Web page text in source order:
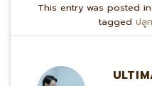
This entry was posted in
tagged ปลู